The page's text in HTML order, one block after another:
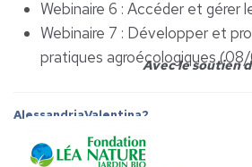
Webinaire 6 : Accéder et gérer
Webinaire 7 : Développer et
pratiques agroécologiques
AlessandriaValentina2
Avec le soutien